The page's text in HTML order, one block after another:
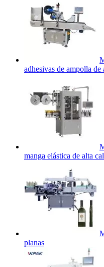
adhesivas de ampolla de
manga elástica de alta
planas